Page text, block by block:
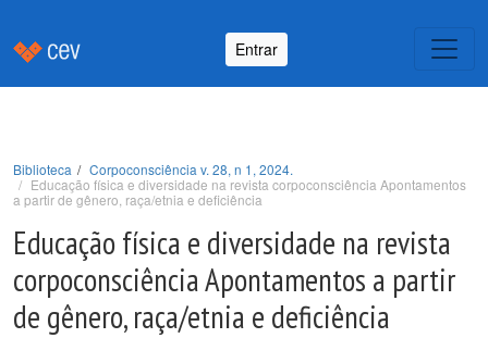
Entrar
Biblioteca
Corpoconsciência v. 28, n 1, 2024.
Educação física e diversidade na revista corpoconsciência Apontamentos
a partir de gênero, raça/etnia e deficiência
Educação física e diversidade na revista
corpoconsciência Apontamentos a partir
de gênero, raça/etnia e deficiência